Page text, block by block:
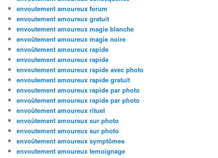
envoutement amoureux forum
envoutement amoureux gratuit
envoutement amoureux magie blanche
envoûtement amoureux magie noire
envoûtement amoureux rapide
envoutement amoureux rapide
envoutement amoureux rapide avec photo
envoutement amoureux rapide gratuit
envoutement amoureux rapide par photo
envoûtement amoureux rapide par photo
envoûtement amoureux rituel
envoûtement amoureux sur photo
envoutement amoureux sur photo
envoûtement amoureux symptômes
envoutement amoureux temoignage